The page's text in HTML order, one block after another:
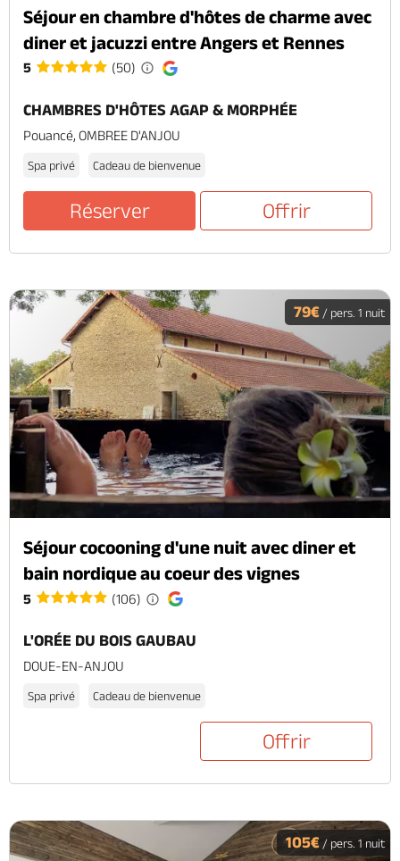
Séjour en chambre d'hôtes de charme avec
diner et jacuzzi entre Angers et Rennes
5 (50)
CHAMBRES D'HÔTES AGAP & MORPHÉE
Pouancé, OMBREE D'ANJOU
Spa privé Cadeau de bienvenue
Réserver Offrir
79€ / pers. 1 nuit
Séjour cocooning d'une nuit avec diner et
bain nordique au coeur des vignes
5 (106)
L'ORÉE DU BOIS GAUBAU
DOUE-EN-ANJOU
Spa privé Cadeau de bienvenue
Offrir
105€ / pers. 1 nuit